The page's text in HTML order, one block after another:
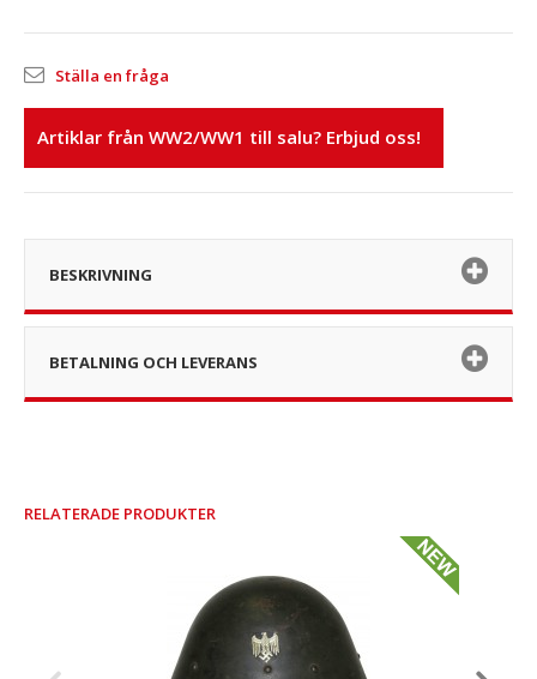
Ställa en fråga
Artiklar från WW2/WW1 till salu? Erbjud oss!
BESKRIVNING
BETALNING OCH LEVERANS
RELATERADE PRODUKTER